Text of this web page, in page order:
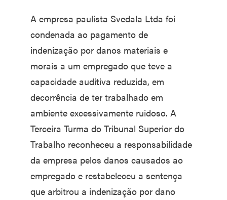
A empresa paulista Svedala Ltda foi
condenada ao pagamento de
indenização por danos materiais e
morais a um empregado que teve a
capacidade auditiva reduzida, em
decorrência de ter trabalhado em
ambiente excessivamente ruidoso. A
Terceira Turma do Tribunal Superior do
Trabalho reconheceu a responsabilidade
da empresa pelos danos causados ao
empregado e restabeleceu a sentença
que arbitrou a indenização por dano